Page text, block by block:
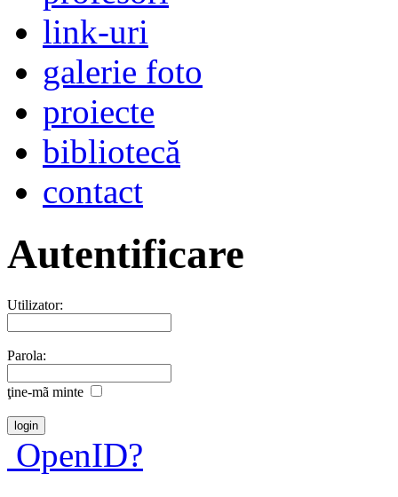
link-uri
galerie foto
proiecte
bibliotecă
contact
Autentificare
Utilizator:
Parola:
ţine-mã minte
OpenID?